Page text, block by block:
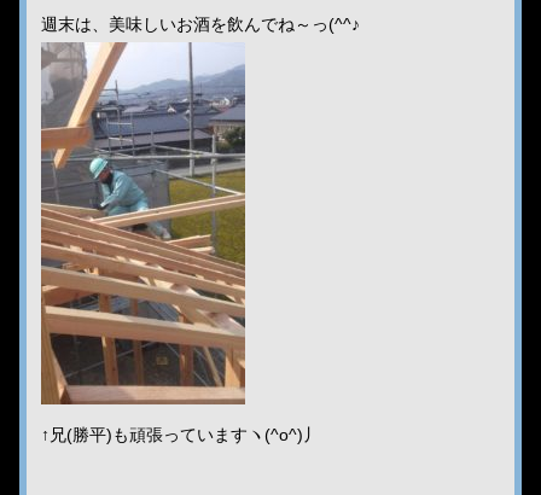
週末は、美味しいお酒を飲んでね～っ(^^♪
↑兄(勝平)も頑張っていますヽ(^o^)丿